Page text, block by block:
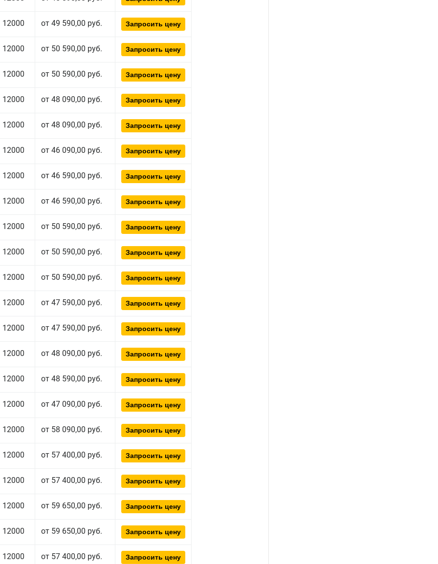
12000 от 49 590,00 руб. Запросить цену
12000 от 50 590,00 руб. Запросить цену
12000 от 50 590,00 руб. Запросить цену
12000 от 48 090,00 руб. Запросить цену
12000 от 48 090,00 руб. Запросить цену
12000 от 46 090,00 руб. Запросить цену
12000 от 46 590,00 руб. Запросить цену
12000 от 46 590,00 руб. Запросить цену
12000 от 50 590,00 руб. Запросить цену
12000 от 50 590,00 руб. Запросить цену
12000 от 50 590,00 руб. Запросить цену
12000 от 47 590,00 руб. Запросить цену
12000 от 47 590,00 руб. Запросить цену
12000 от 48 090,00 руб. Запросить цену
12000 от 48 590,00 руб. Запросить цену
12000 от 47 090,00 руб. Запросить цену
12000 от 58 090,00 руб. Запросить цену
12000 от 57 400,00 руб. Запросить цену
12000 от 57 400,00 руб. Запросить цену
12000 от 59 650,00 руб. Запросить цену
12000 от 59 650,00 руб. Запросить цену
12000 от 57 400,00 руб. Запросить цену